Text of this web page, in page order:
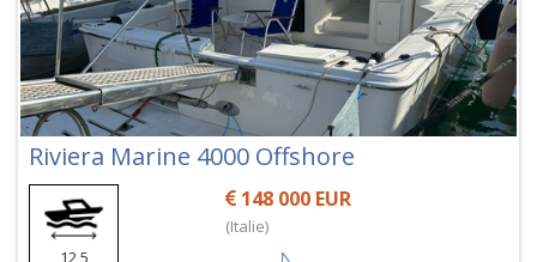
Riviera Marine 4000 Offshore
12,5
148 000 EUR
(Italie)